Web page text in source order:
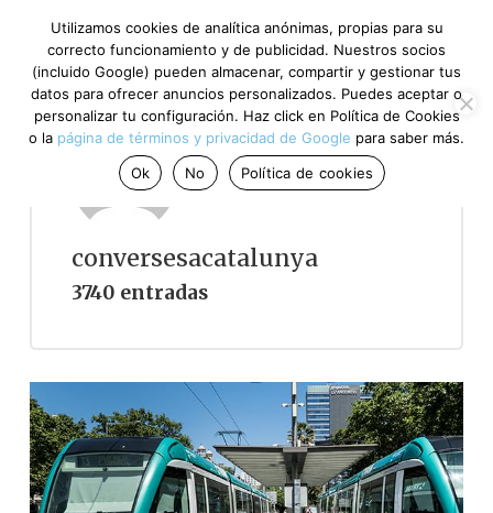
conversesacatalunya
3740 entradas
Utilizamos cookies de analítica anónimas, propias para su
correcto funcionamiento y de publicidad. Nuestros socios
(incluido Google) pueden almacenar, compartir y gestionar tus
datos para ofrecer anuncios personalizados. Puedes aceptar o
personalizar tu configuración. Haz click en Política de Cookies
o la página de términos y privacidad de Google para saber más.
Ok
No Política de cookies